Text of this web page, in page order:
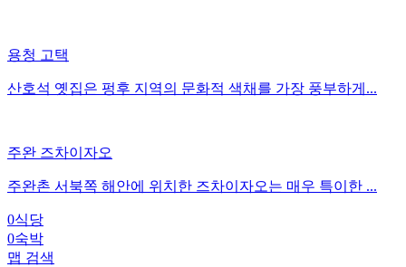
용청 고택
산호석 옛집은 펑후 지역의 문화적 색채를 가장 풍부하게...
주완 즈차이자오
주완촌 서북쪽 해안에 위치한 즈차이자오는 매우 특이한 ...
0식당
0숙박
맵 검색